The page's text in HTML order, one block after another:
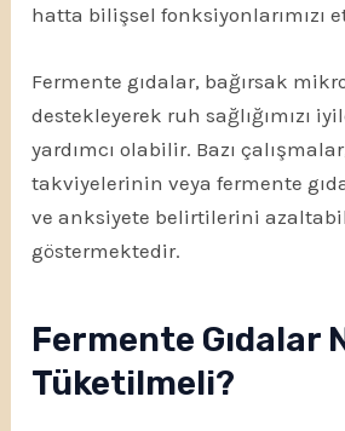
hatta bilişsel fonksiyonlarımızı
Fermente gıdalar, bağırsak
destekleyerek ruh sağlığımızı
yardımcı olabilir. Bazı
takviyelerinin veya fermente
ve anksiyete belirtilerini
göstermektedir.
Fermente Gıdalar
Tüketilmeli?